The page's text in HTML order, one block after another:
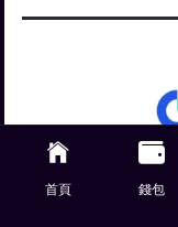
首頁 錢包